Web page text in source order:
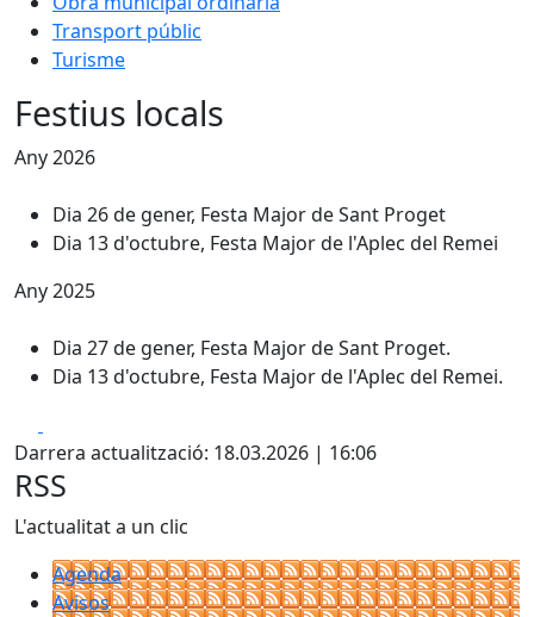
Transport públic
Turisme
Festius locals
Any 2026
Dia 26 de gener, Festa Major de Sant Proget
Dia 13 d'octubre, Festa Major de l'Aplec del Remei
Any 2025
Dia 27 de gener, Festa Major de Sant Proget.
Dia 13 d'octubre, Festa Major de l'Aplec del Remei.
Darrera actualització: 18.03.2026 | 16:06
RSS
L'actualitat a un clic
Agenda
Avisos